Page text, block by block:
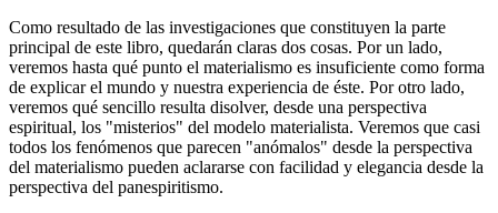
Como resultado de las investigaciones que constituyen la parte
principal de este libro, quedarán claras dos cosas. Por un lado,
veremos hasta qué punto el materialismo es insuficiente como forma
de explicar el mundo y nuestra experiencia de éste. Por otro lado,
veremos qué sencillo resulta disolver, desde una perspectiva
espiritual, los "misterios" del modelo materialista. Veremos que casi
todos los fenómenos que parecen "anómalos" desde la perspectiva
del materialismo pueden aclararse con facilidad y elegancia desde la
perspectiva del panespiritismo.